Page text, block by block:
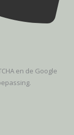
en de Google